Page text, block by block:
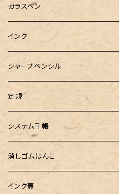
万年筆用コンバーター
SAILOR（セーラー）
PLATINUM（プラチナ）
BENU（ベヌー）
PARKER（パーカー）
Kaweco（カヴェコ）
AURORA（アウロラ）
LAMY（ラミー）
Pelikan（ペリカン）
マルチペン
PILOT（パイロット）
SAILOR（セーラー）
Caran d'Ache（カランダッシュ）
Kaweco（カヴェコ）
富士瘤クラフト
100% Pencillest 真鍮ペン
バハギア & クラフト
ラウンドジップペンケース
ロールペンケース
ラウンドジップペンケース 10本挿し
&Liebe(アンドリーベ)
シーカンパニー
LOONLOON（ルンルン）
ラダイト
PARLEY (パーリィー)
ガルフストリーム
ガラスペン
工芸装置
ペンネジューク オリジナル（予約品）
ペンネジューク オリジナル（在庫品）
指だけで書けるガラスペン（予約品）
書籍
佐瀬工業所
リュリュ
セキセイ
寺西化学工業
インク
オリジナルインク
Tono&Lims
インクガチャ
セーラー万年筆
100色インク工房
ゆらめくink
PILOT
色彩雫
フェリスホイールプレス
シャープペンシル
富士瘤クラフト
こぶた工房
Steef&Co. (スティーフ)
ST Draft 短軸
マーベラスウッド
定規
Ystudio（ワイスタジオ）
ミドリカンパニー
ラダイト
システム手帳
プロッター
ミニ5サイズ
ダヴィンチ ロロマクラシック
消しゴムはんこ
インク壷